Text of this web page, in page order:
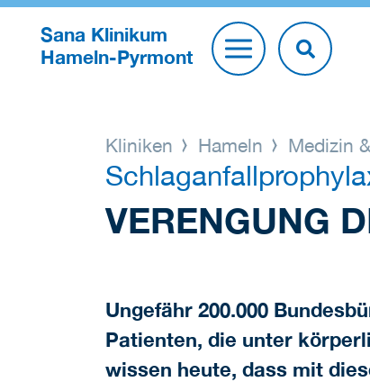
Sana Klinikum
Hameln-Pyrmont
Kliniken Hameln Medizin
VERENGUNG
Ungefähr 200.000
Patienten, die unter
wissen heute, dass mit